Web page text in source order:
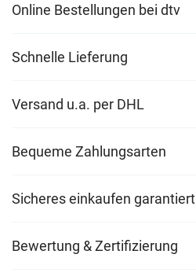
Online Bestellungen bei dtv
Schnelle Lieferung
Versand u.a. per DHL
Bequeme Zahlungsarten
Sicheres einkaufen garantiert
Bewertung & Zertifizierung